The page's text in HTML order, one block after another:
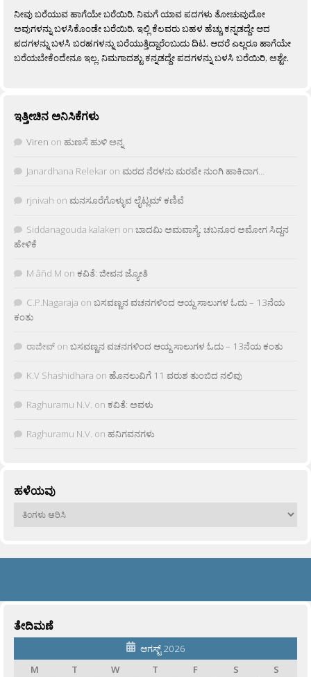
ನೀವು ಬರೆಯುವ ಹಾಗೆಯೇ ಬರೆಯಿರಿ. ನಿಮಗೆ ಯಾವ ಪದಗಳು ತೋಚುವುದೋ
ಅವುಗಳನ್ನು ಬಳಸಿಕೊಂಡೇ ಬರೆಯಿರಿ. ಇಲ್ಲಿ ಕೆಲವರು ಬಹಳ ಹೆಚ್ಚು ಕನ್ನಡದ್ದೇ ಆದ
ಪದಗಳನ್ನು ಬಳಸಿ ಬರಹಗಳನ್ನು ಬರೆಯುತ್ತಿದ್ದಾರೆಂಬುದು ದಿಟ. ಆದರೆ ಎಲ್ಲರೂ ಹಾಗೆಯೇ
ಬರೆಯಬೇಕೆಂದೇನೂ ಇಲ್ಲ. ನಿಮಗಾದಶ್ಟು ಕನ್ನಡದ್ದೇ ಪದಗಳನ್ನು ಬಳಸಿ ಬರೆಯಿರಿ, ಅಶ್ಟೇ.
ಇತ್ತೀಚಿನ ಅನಿಸಿಕೆಗಳು
Viren on ಹುಣಸೆ ಹುಳಿ ಅನ್ನ
Janardhana Relekar on ಮರದ ನೆರಳನು ಮರವೇ ನುಂಗಿ ಹಾಕಿದಾಗ…
rjnivah on ಮನಸೂರೆಗೊಳ್ಳುವ ಲೈಟ್ಲಮ್ ಕಣಿವೆ
Siddanagouda kalakeri on ಬಾದಮಿ ಅಮವಾಸ್ಯೆ: ಚಬನೂರ ಅಮೋಗ ಸಿದ್ದನ
ಹೇಳಿಕೆ
M âñd M on ಕವಿತೆ: ಜೀವನ ಜ್ಯೋತಿ
C.P.Nagaraja on ಬಸವಣ್ಣನ ವಚನಗಳಿಂದ ಆಯ್ದ ಸಾಲುಗಳ ಓದು – 13ನೆಯ
ಕಂತು
ರಾಜೀವ್ on ಬಸವಣ್ಣನ ವಚನಗಳಿಂದ ಆಯ್ದ ಸಾಲುಗಳ ಓದು – 13ನೆಯ ಕಂತು
K.V Shashidhara on ಹೊನಲುವಿಗೆ 11 ವರುಶ ತುಂಬಿದ ನಲಿವು
Raghuramu N.V. on ಕವಿತೆ: ಅವಳು
Raghuramu N.V. on ಹನಿಗವನಗಳು
ಹಳೆಯವು
ಹಳೆಯವು
ತೇದಿಮಣೆ
ಆಗಸ್ಟ್ 2026
M
T W T F S
S